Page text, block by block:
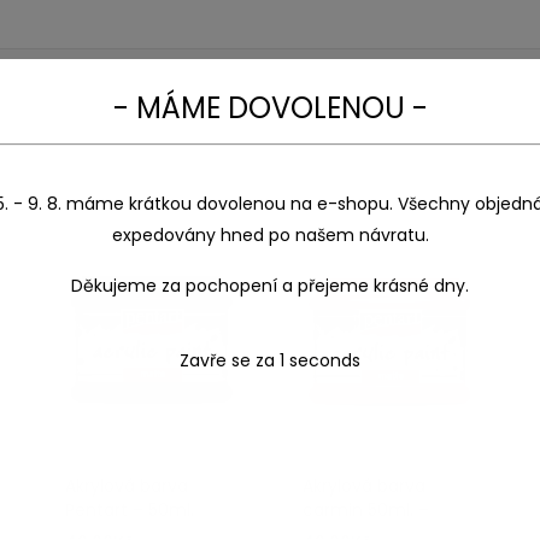
- MÁME DOVOLENOU -
- 9. 8. máme krátkou dovolenou na e-shopu. Všechny
expedovány hned po našem návratu.
Děkujeme za pochopení a přejeme krásné dny.
Zavře se za 1 seconds